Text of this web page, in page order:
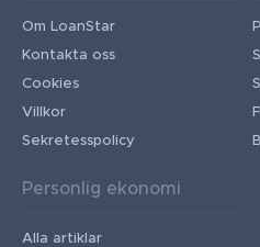
Om LoanStar
Kontakta oss
Cookies
Villkor
Sekretesspolicy
Personlig ekonomi
Alla artiklar